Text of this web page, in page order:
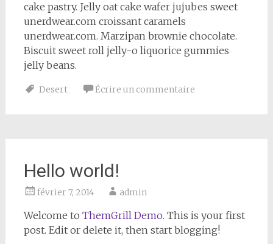
cake pastry. Jelly oat cake wafer jujubes sweet
unerdwear.com croissant caramels
unerdwear.com. Marzipan brownie chocolate.
Biscuit sweet roll jelly-o liquorice gummies
jelly beans.
Desert Écrire un commentaire
Hello world!
février 7, 2014 admin
Welcome to ThemGrill Demo. This is your first
post. Edit or delete it, then start blogging!